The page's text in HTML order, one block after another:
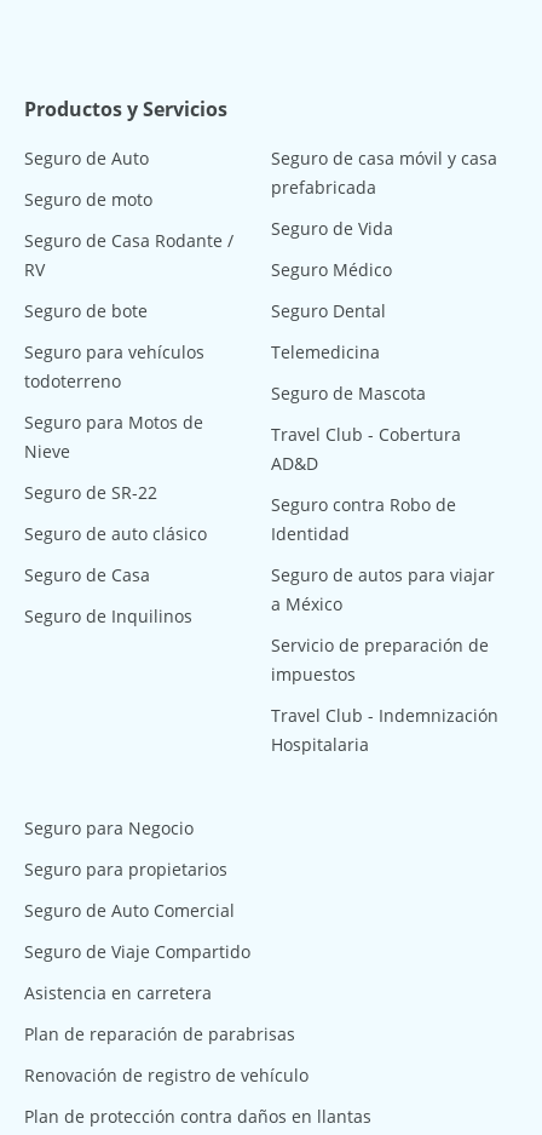
Productos y Servicios
Seguro de Auto
Seguro de moto
Seguro de Casa Rodante /
RV
Seguro de bote
Seguro para vehículos
todoterreno
Seguro para Motos de
Nieve
Seguro de SR-22
Seguro de auto clásico
Seguro de Casa
Seguro de Inquilinos
Seguro de casa móvil y casa
prefabricada
Seguro de Vida
Seguro Médico
Seguro Dental
Telemedicina
Seguro de Mascota
Travel Club - Cobertura
AD&D
Seguro contra Robo de
Identidad
Seguro de autos para viajar
a México
Servicio de preparación de
impuestos
Travel Club - Indemnización
Hospitalaria
Seguro para Negocio
Seguro para propietarios
Seguro de Auto Comercial
Seguro de Viaje Compartido
Asistencia en carretera
Plan de reparación de parabrisas
Renovación de registro de vehículo
Plan de protección contra daños en llantas